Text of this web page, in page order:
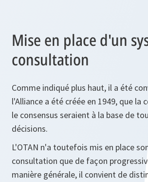
Mise en place d'un
consultation
Comme indiqué plus haut, il a été
l'Alliance a été créée en 1949, que la
le consensus seraient à la base de
décisions.
L'OTAN n'a toutefois mis en place
consultation que de façon
manière générale, il convient de